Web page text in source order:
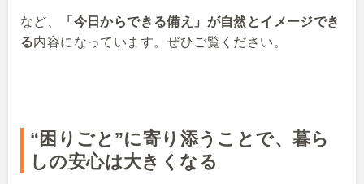
など、
「今日からできる備え」が自然とイメージでき
る内容になっています。ぜひご覧ください。
“困りごと”に寄り添うことで、暮ら
しの安心は大きくなる